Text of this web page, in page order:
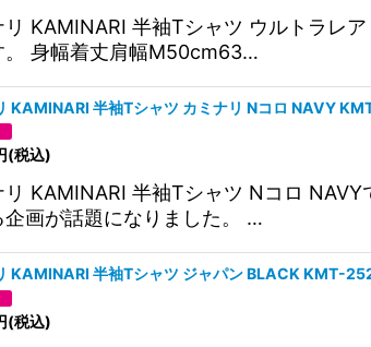
リ KAMINARI 半袖Tシャツ ウルトラレ
。 身幅着丈肩幅M50cm63…
KAMINARI 半袖Tシャツ カミナリ Nコロ NAVY
(税込)
リ KAMINARI 半袖Tシャツ Nコロ
企画が話題になりました。 …
KAMINARI 半袖Tシャツ ジャパン BLACK KMT-
(税込)